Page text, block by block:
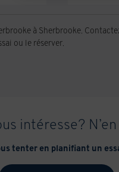
à Sherbrooke.
ou le réserver.
intéresse?
tenter en planifiant un